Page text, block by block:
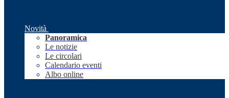
Novità
Panoramica
Le notizie
Le circolari
Calendario eventi
Albo online